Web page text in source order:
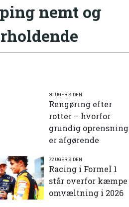
nemt og
30 UGER SIDEN
Rengøring efter
rotter – hvorfor
grundig oprensning
er afgørende
72 UGER SIDEN
Racing i Formel 1
står overfor kæmpe
omvæltning i 2026